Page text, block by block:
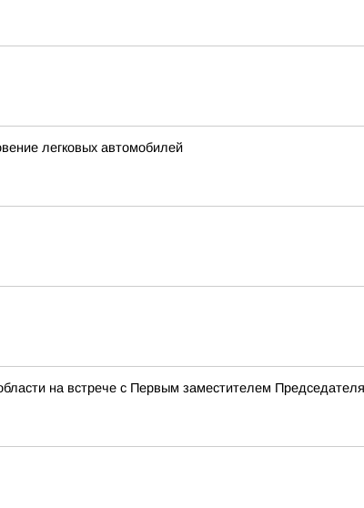
легковых автомобилей
на встрече с Первым заместителем